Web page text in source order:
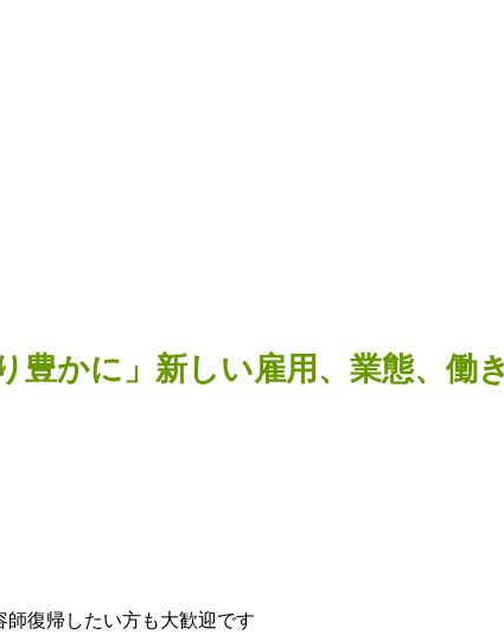
豊かに」新しい雇用、業態、働
復帰したい方も大歓迎です